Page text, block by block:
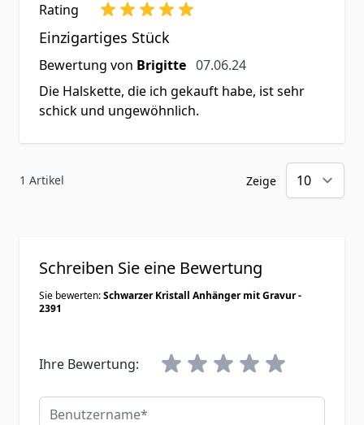
Rating
Einzigartiges Stück
Bewertung von Brigitte 7. Juni 2024
07.06.24
Die Halskette, die ich gekauft habe, ist sehr
schick und ungewöhnlich.
1 Artikel Zeige
Schreiben Sie eine Bewertung
Sie bewerten:Schwarzer Kristall Anhänger mit Gravur -
2391
Ihre Bewertung:
Benutzername